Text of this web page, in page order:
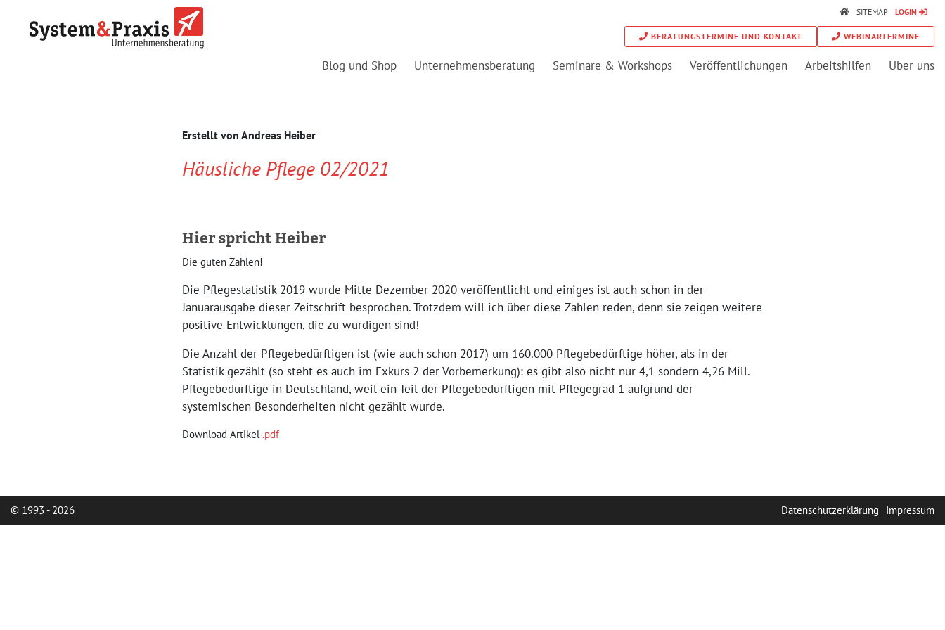
SITEMAP LOGIN
BERATUNGSTERMINE UND KONTAKT WEBINARTERMINE
Blog und Shop Unternehmensberatung Seminare & Workshops Veröffentlichungen Arbeitshilfen Über uns
Erstellt von Andreas Heiber
Häusliche Pflege 02/2021
Hier spricht Heiber
Die guten Zahlen!
Die Pflegestatistik 2019 wurde Mitte Dezember 2020 veröffentlicht und einiges ist auch schon in der
Januarausgabe dieser Zeitschrift besprochen. Trotzdem will ich über diese Zahlen reden, denn sie zeigen weitere
positive Entwicklungen, die zu würdigen sind!
Die Anzahl der Pflegebedürftigen ist (wie auch schon 2017) um 160.000 Pflegebedürftige höher, als in der
Statistik gezählt (so steht es auch im Exkurs 2 der Vorbemerkung): es gibt also nicht nur 4,1 sondern 4,26 Mill.
Pflegebedürftige in Deutschland, weil ein Teil der Pflegebedürftigen mit Pflegegrad 1 aufgrund der
systemischen Besonderheiten nicht gezählt wurde.
Download Artikel .pdf
© 1993 - 2026 Datenschutzerklärung Impressum